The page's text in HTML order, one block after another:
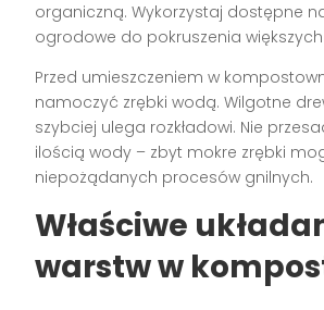
organiczną. Wykorzystaj dostępne
ogrodowe do pokruszenia większych
Przed umieszczeniem w
namoczyć zrębki wodą. Wilgotne
szybciej ulega rozkładowi. Nie
ilością wody – zbyt mokre zrębki
niepożądanych procesów gnilnych.
Właściwe
warstw w